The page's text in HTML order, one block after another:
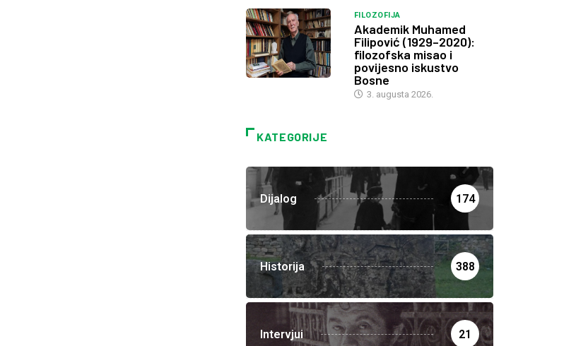
FILOZOFIJA
Akademik Muhamed
Filipović (1929–2020):
filozofska misao i
povijesno iskustvo
Bosne
3. augusta 2026.
KATEGORIJE
Dijalog 174
Historija 388
Intervjui 21